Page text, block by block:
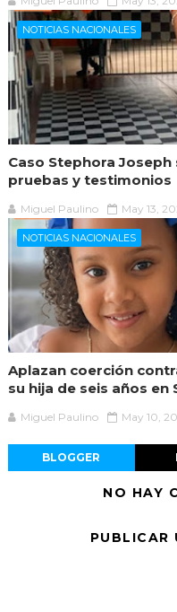
NOTICIAS NACIONALES
Caso Stephora
pruebas y testimonios
Miguel Paulino May 13,
NOTICIAS NACIONALES
Aplazan coerción
su hija de seis años en
Miguel Paulino May 10,
BLOGGER
NO HAY
PUBLICAR